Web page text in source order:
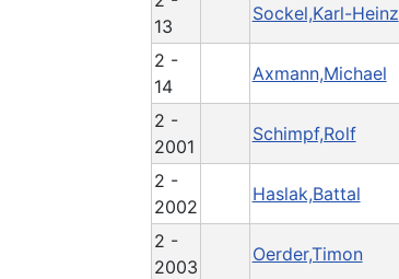
13
Sockel,Karl-Heinz
2 -
14
Axmann,Michael
2 -
2001
Schimpf,Rolf
2 -
2002
Haslak,Battal
2 -
2003
Oerder,Timon